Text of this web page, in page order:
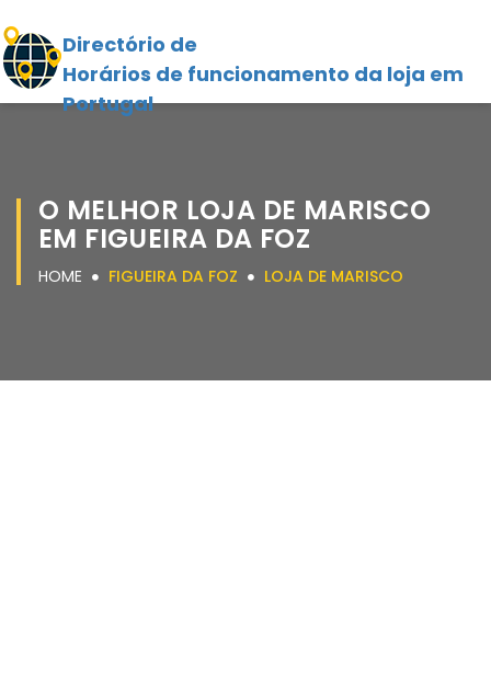
Directório de
Horários de funcionamento da loja em
Portugal
O MELHOR LOJA DE MARISCO
EM FIGUEIRA DA FOZ
HOME FIGUEIRA DA FOZ LOJA DE MARISCO